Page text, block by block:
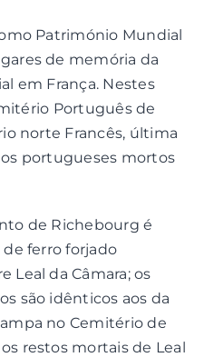
Património Mundial
de memória da
em França. Nestes
Português de
norte Francês, última
portugueses mortos
de Richebourg é
ferro forjado
Leal da Câmara; os
são idênticos aos da
no Cemitério de
restos mortais de Leal